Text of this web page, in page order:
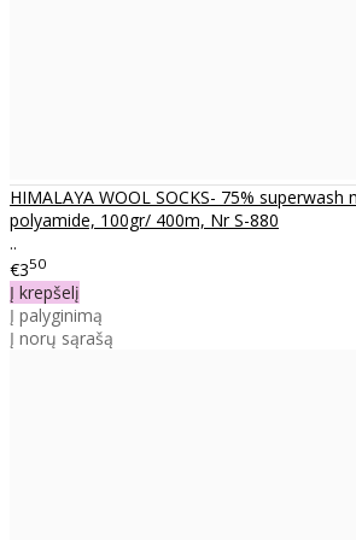
HIMALAYA WOOL SOCKS- 75% superwash
polyamide, 100gr/ 400m, Nr S-880
..
€350
Į krepšelį
Į palyginimą
Į norų sąrašą